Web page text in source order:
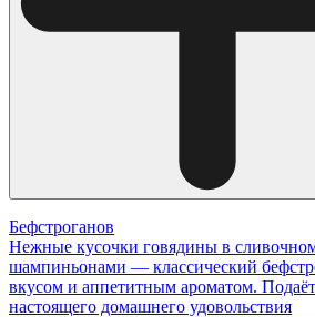
Бефстроганов
Нежные кусочки говядины в
шампиньонами — классический
вкусом и аппетитным ароматом.
настоящего домашнего удовольствия